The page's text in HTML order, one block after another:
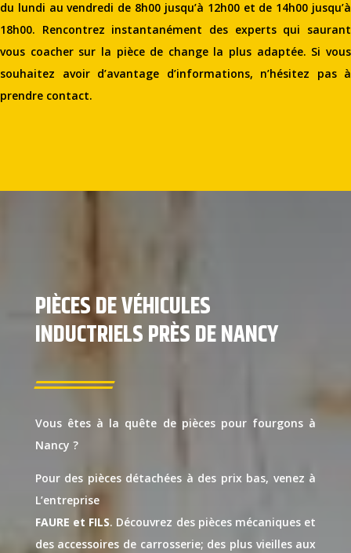
du lundi au vendredi de 8h00 jusqu’à 12h00 et de 14h00 jusqu’à
18h00. Rencontrez instantanément des experts qui saurant
vous coacher sur la pièce de change la plus adaptée. Si vous
souhaitez avoir d’avantage d’informations, n’hésitez pas à
prendre contact.
PIÈCES DE VÉHICULES
INDUCTRIELS PRÈS DE NANCY
Vous êtes à la quête de pièces pour fourgons à
Nancy ?
Pour des pièces détachées à des prix bas, venez à
L’entreprise
FAURE et FILS. Découvrez des pièces mécaniques et
des accessoires de carrosserie; des plus vieilles aux